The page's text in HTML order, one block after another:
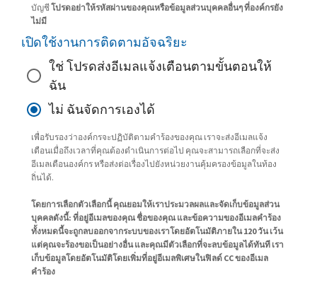
บัญชีโปรดอย่าให้รหัสผ่านของคุณหรือข้อมูลส่วนบุคคลอื่นๆ ที่องค์กรยัง
ไม่มี
เปิดใช้งานการติดตามอัจฉริยะ
ใช่ โปรดส่งอีเมลแจ้งเตือนตามขั้นตอนให้
ฉัน
ไม่ ฉันจัดการเองได้
เพื่อรับรองว่าองค์กรจะปฏิบัติตามคำร้องของคุณ เราจะส่งอีเมลแจ้ง
เตือนเมื่อถึงเวลาที่คุณต้องดำเนินการต่อไป คุณจะสามารถเลือกที่จะส่ง
อีเมลเตือนองค์กร หรือส่งต่อเรื่องไปยังหน่วยงานคุ้มครองข้อมูลในท้อง
ถิ่นได้.
โดยการเลือกตัวเลือกนี้ คุณยอมให้เราประมวลผลและจัดเก็บข้อมูลส่วน
บุคคลดังนี้: ที่อยู่อีเมลของคุณ ชื่อของคุณ และข้อความของอีเมลคำร้อง
ทั้งหมดนี้จะถูกลบออกจากระบบของเราโดยอัตโนมัติภายใน 120 วัน เว้น
แต่คุณจะร้องขอเป็นอย่างอื่น และคุณมีตัวเลือกที่จะลบข้อมูลได้ทันที เรา
เก็บข้อมูลโดยอัตโนมัติโดยเพิ่มที่อยู่อีเมลพิเศษในฟิลด์ CC ของอีเมล
คำร้อง